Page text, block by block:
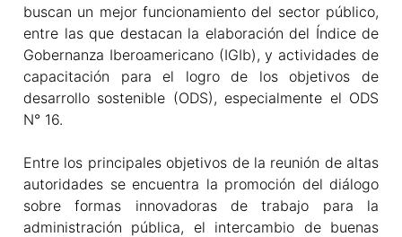
buscan un mejor funcionamiento del sector público,
entre las que destacan la elaboración del Índice de
Gobernanza Iberoamericano (IGIb), y actividades de
capacitación para el logro de los objetivos de
desarrollo sostenible (ODS), especialmente el ODS
N° 16.
Entre los principales objetivos de la reunión de altas
autoridades se encuentra la promoción del diálogo
sobre formas innovadoras de trabajo para la
administración pública, el intercambio de buenas